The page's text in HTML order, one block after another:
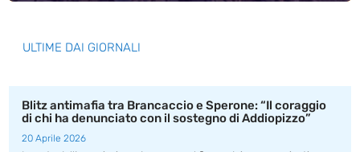
ULTIME DAI GIORNALI
Blitz antimafia tra Brancaccio e Sperone: “Il coraggio
di chi ha denunciato con il sostegno di Addiopizzo”
20 Aprile 2026